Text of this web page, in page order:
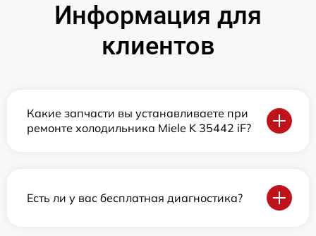
Информация для
клиентов
Какие запчасти вы устанавливаете при
ремонте холодильника Miele K 35442 iF?
Есть ли у вас бесплатная диагностика?